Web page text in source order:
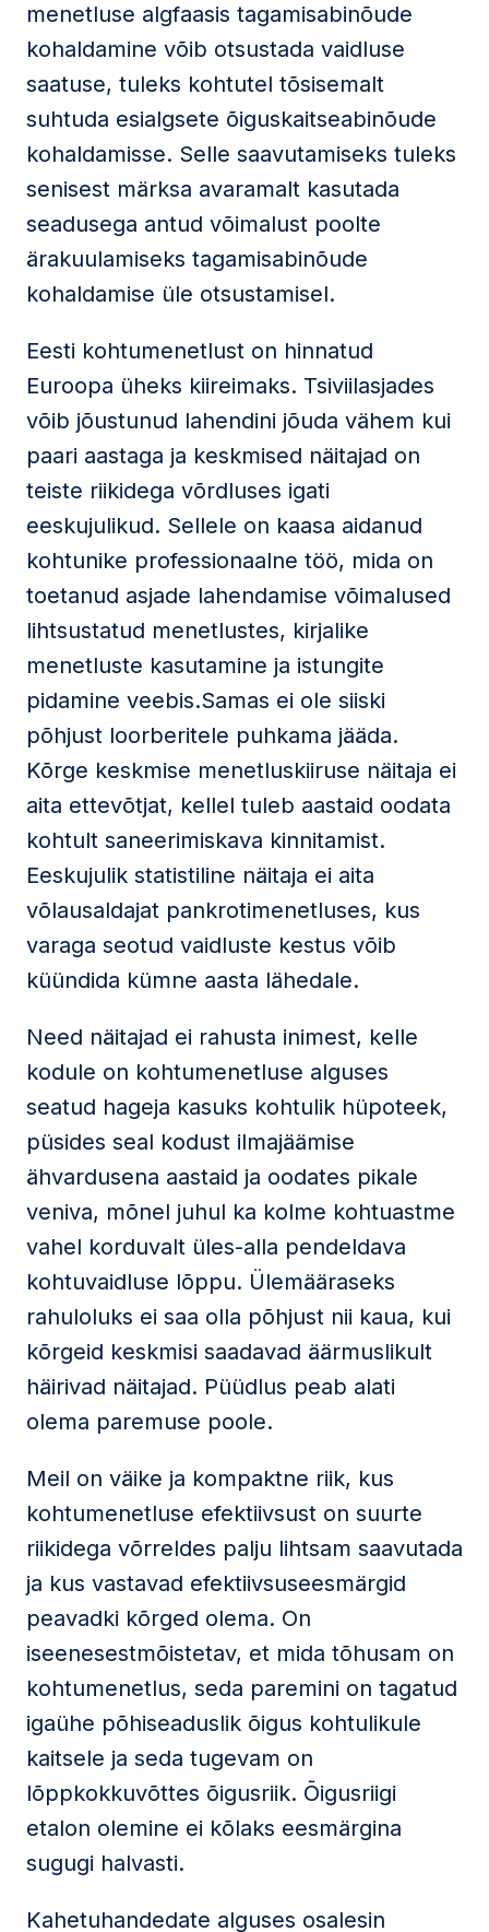
menetluse algfaasis tagamisabinõude
kohaldamine võib otsustada vaidluse
saatuse, tuleks kohtutel tõsisemalt
suhtuda esialgsete õiguskaitseabinõude
kohaldamisse. Selle saavutamiseks tuleks
senisest märksa avaramalt kasutada
seadusega antud võimalust poolte
ärakuulamiseks tagamisabinõude
kohaldamise üle otsustamisel.
Eesti kohtumenetlust on hinnatud
Euroopa üheks kiireimaks. Tsiviilasjades
võib jõustunud lahendini jõuda vähem kui
paari aastaga ja keskmised näitajad on
teiste riikidega võrdluses igati
eeskujulikud. Sellele on kaasa aidanud
kohtunike professionaalne töö, mida on
toetanud asjade lahendamise võimalused
lihtsustatud menetlustes, kirjalike
menetluste kasutamine ja istungite
pidamine veebis.Samas ei ole siiski
põhjust loorberitele puhkama jääda.
Kõrge keskmise menetluskiiruse näitaja ei
aita ettevõtjat, kellel tuleb aastaid oodata
kohtult saneerimiskava kinnitamist.
Eeskujulik statistiline näitaja ei aita
võlausaldajat pankrotimenetluses, kus
varaga seotud vaidluste kestus võib
küündida kümne aasta lähedale.
Need näitajad ei rahusta inimest, kelle
kodule on kohtumenetluse alguses
seatud hageja kasuks kohtulik hüpoteek,
püsides seal kodust ilmajäämise
ähvardusena aastaid ja oodates pikale
veniva, mõnel juhul ka kolme kohtuastme
vahel korduvalt üles-alla pendeldava
kohtuvaidluse lõppu. Ülemääraseks
rahuloluks ei saa olla põhjust nii kaua, kui
kõrgeid keskmisi saadavad äärmuslikult
häirivad näitajad. Püüdlus peab alati
olema paremuse poole.
Meil on väike ja kompaktne riik, kus
kohtumenetluse efektiivsust on suurte
riikidega võrreldes palju lihtsam saavutada
ja kus vastavad efektiivsuseesmärgid
peavadki kõrged olema. On
iseenesestmõistetav, et mida tõhusam on
kohtumenetlus, seda paremini on tagatud
igaühe põhiseaduslik õigus kohtulikule
kaitsele ja seda tugevam on
lõppkokkuvõttes õigusriik. Õigusriigi
etalon olemine ei kõlaks eesmärgina
sugugi halvasti.
Kahetuhandedate alguses osalesin